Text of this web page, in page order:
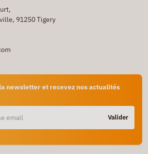
91250 Tigery
newsletter et recevez nos actualités
Valider